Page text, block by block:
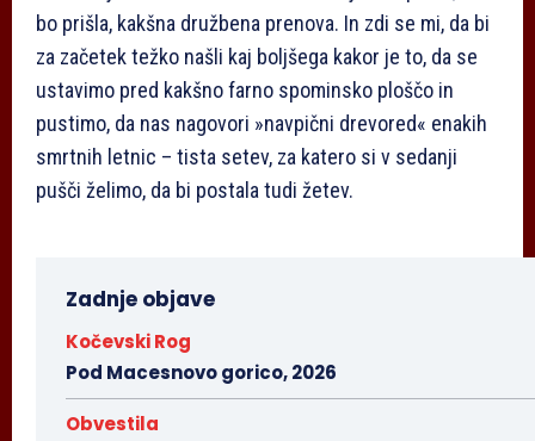
bo prišla, kakšna družbena prenova. In zdi se mi, da bi
za začetek težko našli kaj boljšega kakor je to, da se
ustavimo pred kakšno farno spominsko ploščo in
pustimo, da nas nagovori »navpični drevored« enakih
smrtnih letnic – tista setev, za katero si v sedanji
pušči želimo, da bi postala tudi žetev.
Zadnje objave
Kočevski Rog
Pod Macesnovo gorico, 2026
Obvestila